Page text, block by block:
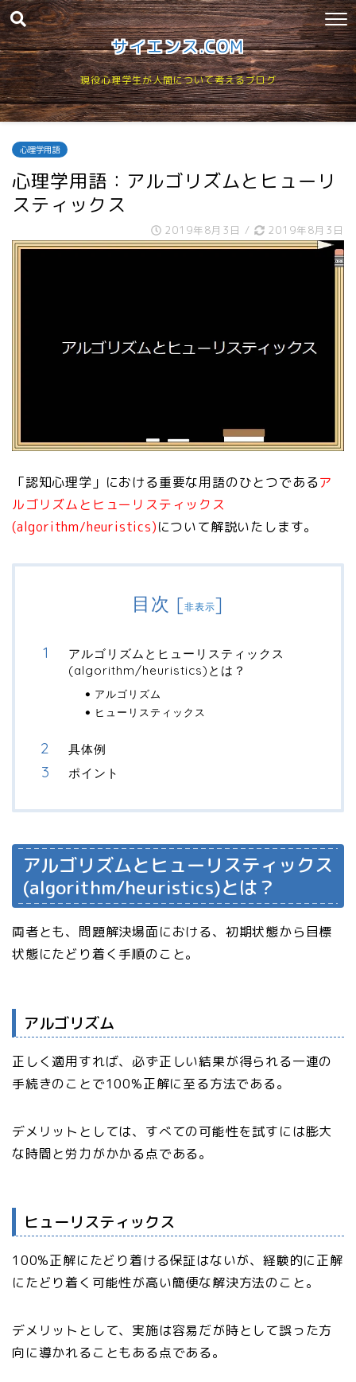
サイエンス.COM
現役心理学生が人間について考えるブログ
心理学用語
心理学用語：アルゴリズムとヒューリ
スティックス
2019年8月3日 / 2019年8月3日
「認知心理学」における重要な用語のひとつであるア
ルゴリズムとヒューリスティックス
(algorithm/heuristics)について解説いたします。
目次 [非表示]
アルゴリズムとヒューリスティックス
(algorithm/heuristics)とは？
アルゴリズム
ヒューリスティックス
具体例
ポイント
アルゴリズムとヒューリスティックス
(algorithm/heuristics)とは？
両者とも、問題解決場面における、初期状態から目標
状態にたどり着く手順のこと。
アルゴリズム
正しく適用すれば、必ず正しい結果が得られる一連の
手続きのことで100%正解に至る方法である。
デメリットとしては、すべての可能性を試すには膨大
な時間と労力がかかる点である。
ヒューリスティックス
100%正解にたどり着ける保証はないが、経験的に正解
にたどり着く可能性が高い簡便な解決方法のこと。
デメリットとして、実施は容易だが時として誤った方
向に導かれることもある点である。